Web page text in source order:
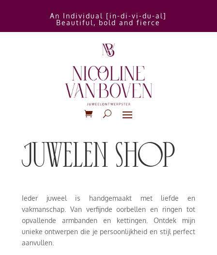
An Individual [in-di-vi-du-al]
Beautiful, bold and fierce
juwelen shop
Ieder juweel is handgemaakt met liefde en
vakmanschap. Van verfijnde oorbellen en ringen tot
opvallende armbanden en kettingen. Ontdek mijn
unieke ontwerpen die je persoonlijkheid en stijl perfect
aanvullen.